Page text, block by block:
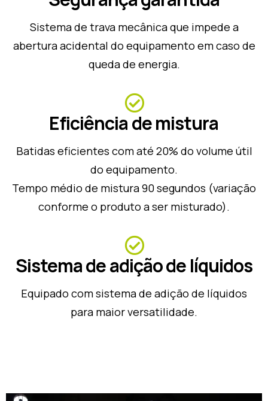
Sistema de trava mecânica que impede a
abertura acidental do equipamento em caso de
queda de energia.
Eficiência de mistura
Batidas eficientes com até 20% do volume útil
do equipamento.
Tempo médio de mistura 90 segundos (variação
conforme o produto a ser misturado).
Sistema de adição de líquidos
Equipado com sistema de adição de líquidos
para maior versatilidade.